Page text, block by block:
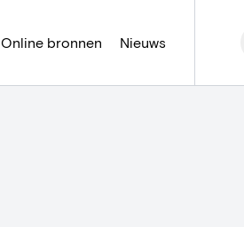
Online bronnen Nieuws